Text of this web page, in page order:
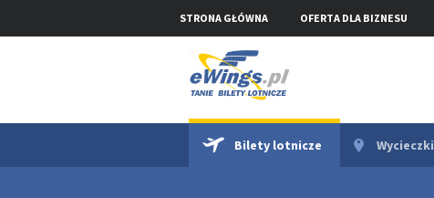
STRONA GŁÓWNA OFERTA DLA BIZNESU
Bilety lotnicze Wycieczki